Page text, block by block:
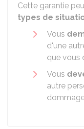
Cette garantie
types de
Vous
d'une
que vous
Vous
autre